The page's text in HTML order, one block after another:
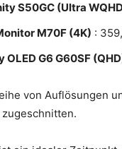
S50GC (Ultra
M70F (4K) :
G6 G60SF
von Auflösungen